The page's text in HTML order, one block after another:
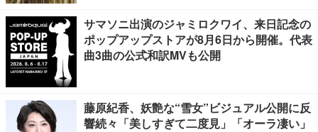
サマソニ出演のジャミロクワイ、来日記念の
ポップアップストアが8月6日から開催。代表
曲3曲の公式和訳MVも公開
藤原紀香、妖艶な“雪女”ビジュアル公開に反
響続々「美しすぎて二度見」「オーラ凄い」